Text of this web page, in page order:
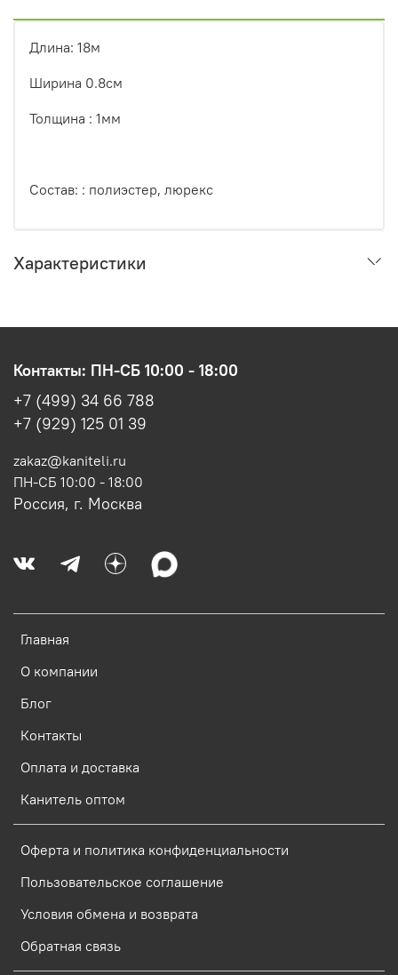
Длина: 18м
Ширина 0.8см
Толщина : 1мм
Состав: : полиэстер, люрекс
Характеристики
Главная
О компании
Блог
Контакты
Оплата и доставка
Канитель оптом
Оферта и политика конфиденциальности
Пользовательское соглашение
Условия обмена и возврата
Обратная связь
Контакты: ПН-СБ 10:00 - 18:00
+7 (499) 34 66 788
+7 (929) 125 01 39
zakaz@kaniteli.ru
ПН-СБ 10:00 - 18:00
Россия, г. Москва